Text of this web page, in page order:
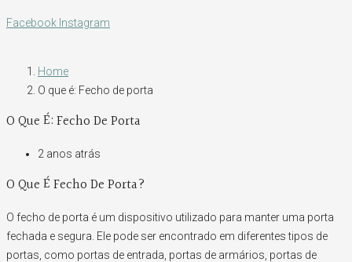
Facebook Instagram
Home
O que é: Fecho de porta
O Que É: Fecho De Porta
2 anos atrás
O Que É Fecho De Porta?
O fecho de porta é um dispositivo utilizado para manter uma porta
fechada e segura. Ele pode ser encontrado em diferentes tipos de
portas, como portas de entrada, portas de armários, portas de